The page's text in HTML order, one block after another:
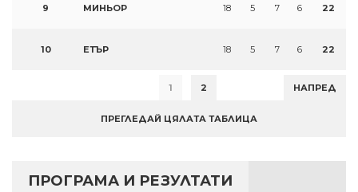
9 МИНЬОР 18 5 7 6 22
10 ЕТЪР 18 5 7 6 22
1 2 НАПРЕД
ПРЕГЛЕДАЙ ЦЯЛАТА ТАБЛИЦА
ПРОГРАМА И РЕЗУЛТАТИ